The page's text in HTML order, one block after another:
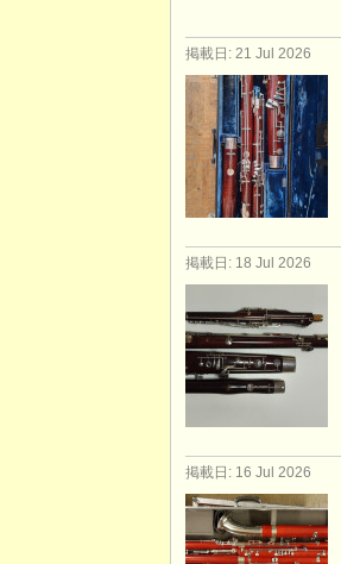
掲載日: 21 Jul 2026
掲載日: 18 Jul 2026
掲載日: 16 Jul 2026